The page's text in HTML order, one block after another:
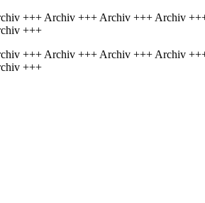
+++ Archiv +++ Archiv +++ Archiv
+++
+++ Archiv +++ Archiv +++ Archiv
+++